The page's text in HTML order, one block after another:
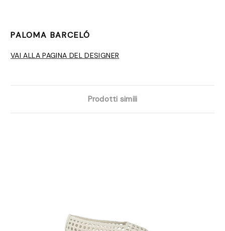
PALOMA BARCELÓ
VAI ALLA PAGINA DEL DESIGNER
Prodotti simili